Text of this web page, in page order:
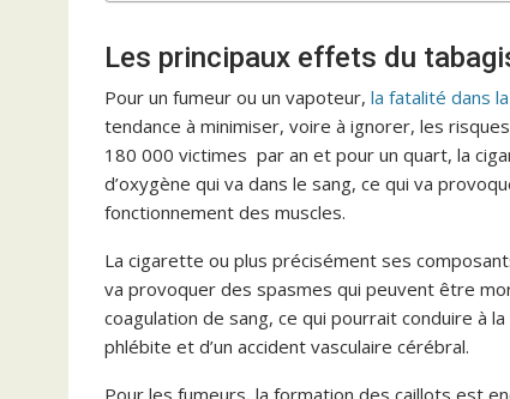
Les principaux effets du
Pour un fumeur ou un vapoteur, la fatalité dans
tendance à minimiser, voire à ignorer, les
180 000 victimes par an et pour un quart, la
d’oxygène qui va dans le sang, ce qui va
fonctionnement des muscles.
La cigarette ou plus précisément ses
va provoquer des spasmes qui peuvent être
coagulation de sang, ce qui pourrait conduire à
phlébite et d’un accident vasculaire cérébral.
Pour les fumeurs, la formation des caillots est